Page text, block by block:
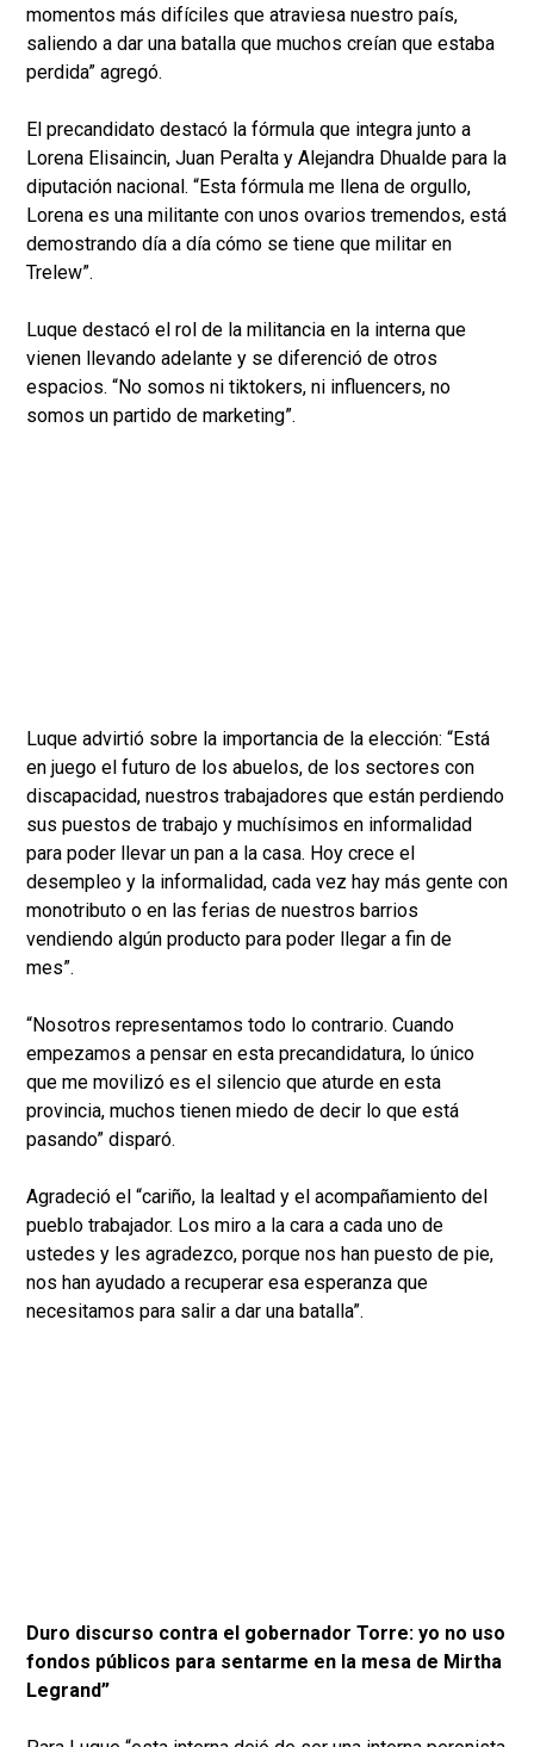
momentos más difíciles que atraviesa nuestro país,
saliendo a dar una batalla que muchos creían que estaba
perdida” agregó.
El precandidato destacó la fórmula que integra junto a
Lorena Elisaincin, Juan Peralta y Alejandra Dhualde para la
diputación nacional. “Esta fórmula me llena de orgullo,
Lorena es una militante con unos ovarios tremendos, está
demostrando día a día cómo se tiene que militar en
Trelew”.
Luque destacó el rol de la militancia en la interna que
vienen llevando adelante y se diferenció de otros
espacios. “No somos ni tiktokers, ni influencers, no
somos un partido de marketing”.
Luque advirtió sobre la importancia de la elección: “Está
en juego el futuro de los abuelos, de los sectores con
discapacidad, nuestros trabajadores que están perdiendo
sus puestos de trabajo y muchísimos en informalidad
para poder llevar un pan a la casa. Hoy crece el
desempleo y la informalidad, cada vez hay más gente con
monotributo o en las ferias de nuestros barrios
vendiendo algún producto para poder llegar a fin de
mes”.
“Nosotros representamos todo lo contrario. Cuando
empezamos a pensar en esta precandidatura, lo único
que me movilizó es el silencio que aturde en esta
provincia, muchos tienen miedo de decir lo que está
pasando” disparó.
Agradeció el “cariño, la lealtad y el acompañamiento del
pueblo trabajador. Los miro a la cara a cada uno de
ustedes y les agradezco, porque nos han puesto de pie,
nos han ayudado a recuperar esa esperanza que
necesitamos para salir a dar una batalla”.
Duro discurso contra el gobernador Torre: yo no uso
fondos públicos para sentarme en la mesa de Mirtha
Legrand”